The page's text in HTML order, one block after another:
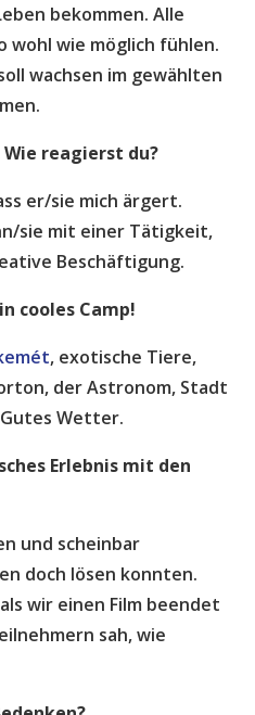
bekommen. Alle
wohl wie möglich fühlen.
wachsen im gewählten
reagierst du?
er/sie mich ärgert.
sie mit einer Tätigkeit,
Beschäftigung.
cooles Camp!
, exotische Tiere,
der Astronom, Stadt
Wetter.
Erlebnis mit den
und scheinbar
doch lösen konnten.
wir einen Film beendet
sah, wie